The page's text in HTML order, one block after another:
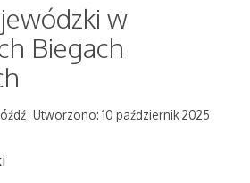
w
Biegach
Utworzono: 10 październik 2025